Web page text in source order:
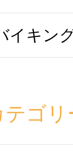
キン
テゴリ